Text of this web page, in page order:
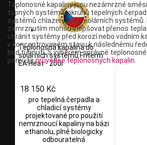
Teplonosné kapaliny jsou nezámrzné
topných systémů, okruhů tepelných
systémů chlazení nebo solárních systémů.
zamrznutím mohou zlepšovat přenos tepla
chránit systémy před korozí nebo vodním
v koncentrovaném stavu k následnému
bod tuhnutí. S výběrem správné
pomůžeprůvodce teplonosných kapalin
Teplonosná kapalina do
solárních systémů Friterm
EA Heat - 200l
18 150 Kč
pro tepelná čerpadla a
chladicí systémy
projektované pro použití
nemrznoucí kapaliny na bázi
ethanolu, plně biologicky
odbouratelná